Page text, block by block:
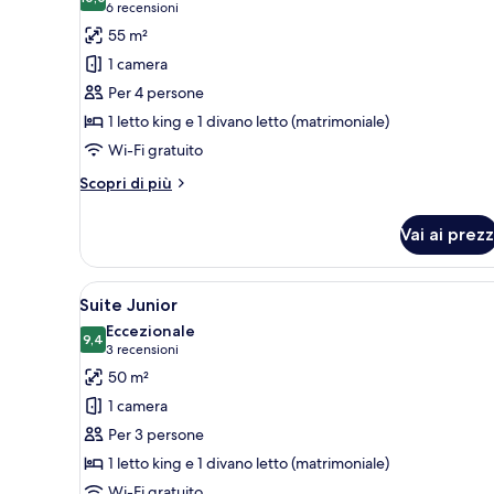
foto
per
Alloggio
su
due
livelli
10,0 su 10
6 recensioni
(6
recensioni)
55 m²
1 camera
Per 4 persone
1 letto king e 1 divano letto (matrimoniale)
Wi-Fi gratuito
Scopri di più
Altri
su
due
livelli
Vai ai
Apri
tutte
le
foto
per
Suite
Junior
Una camera d'hotel moderna
7
Suite Junior
9,49,4 su 10
Eccezionale
3 recensioni
(3
recensioni)
50 m²
1 camera
Per 3 persone
1 letto king e 1 divano letto (matrimoniale)